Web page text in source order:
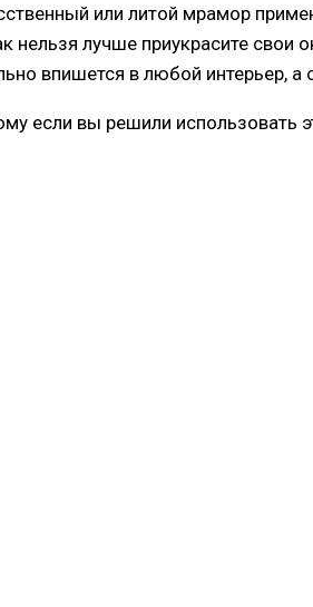
или литой мрамор
нельзя лучше приукрасите свои
впишется в любой интерьер, а
если вы решили использовать